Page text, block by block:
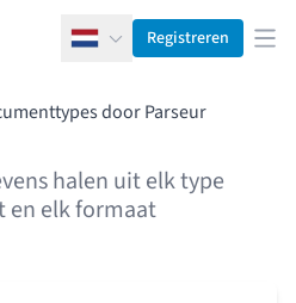
NederlandsRegistreren
door Parseur
halen uit elk type
en elk formaat